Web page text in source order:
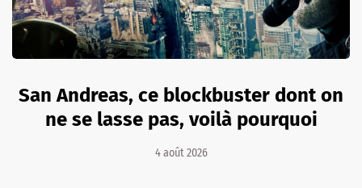
San Andreas, ce blockbuster dont on
ne se lasse pas, voilà pourquoi
4 août 2026